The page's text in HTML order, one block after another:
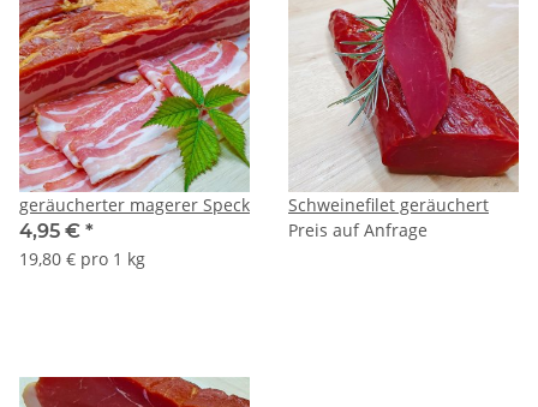
geräucherter magerer Speck
4,95 € *
19,80 € pro 1 kg
Schweinefilet geräuchert
Preis auf Anfrage